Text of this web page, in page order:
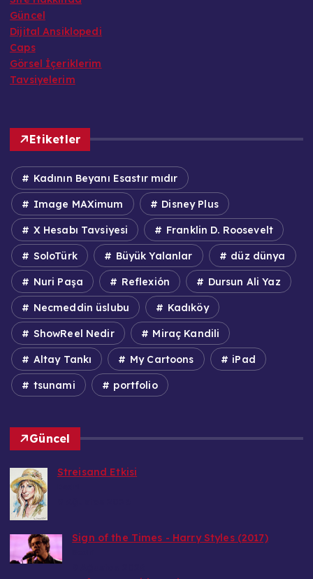
Site Hakkında
Güncel
Dijital Ansiklopedi
Caps
Görsel İçeriklerim
Tavsiyelerim
Etiketler
Kadının Beyanı Esastır mıdır
Image MAXimum Disney Plus
X Hesabı Tavsiyesi Franklin D. Roosevelt
SoloTürk Büyük Yalanlar düz dünya
Nuri Paşa Reflexión Dursun Ali Yaz
Necmeddin üslubu Kadıköy
ShowReel Nedir Miraç Kandili
Altay Tankı My Cartoons iPad
tsunami portfolio
Güncel
Streisand Etkisi
Sign of the Times - Harry Styles (2017)
9 Ağustos 2026